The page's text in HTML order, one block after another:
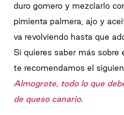
duro gomero y mezclarlo
pimienta palmera, ajo y
va revolviendo hasta que
Si quieres saber más sobre
te recomendamos el
Almogrote, todo lo que
de queso canario.